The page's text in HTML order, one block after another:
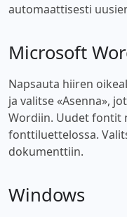
automaattisesti
Microsoft
Napsauta hiiren
ja valitse «Asenna»,
Wordiin. Uudet fontit
fonttiluettelossa.
dokumenttiin.
Windows